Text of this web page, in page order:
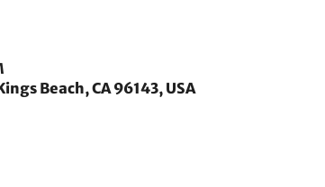
Beach, CA 96143, USA